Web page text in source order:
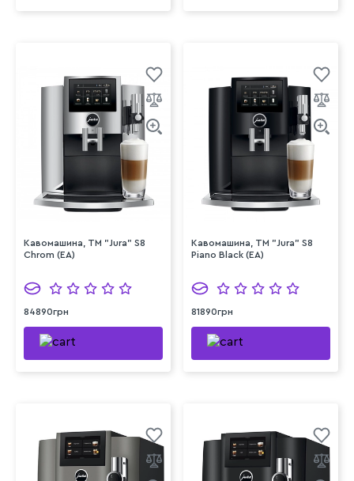
Кавомашина, TM "Jura" S8
Chrom (EA)
84890грн
Кавомашина, TM "Jura" S8
Piano Black (EA)
81890грн